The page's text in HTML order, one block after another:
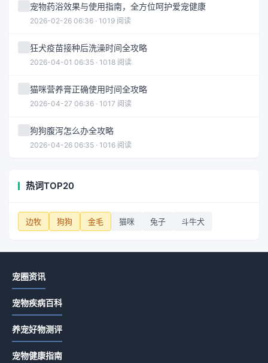
宠物药浴效果与使用指南，全方位呵护爱宠健康
2026-02-26 06:36 · 1019 阅读
狂犬疫苗接种后洗澡时间全攻略
2026-04-01 06:35 · 1018 阅读
猫咪营养膏正确使用时间全攻略
2026-04-27 06:36 · 1017 阅读
狗狗腹泻怎么办全攻略
2026-04-26 06:35 · 1016 阅读
热词TOP20
边牧 狗狗 金毛 猫咪 兔子 斗牛犬
宠圈资讯
宠物疾病百科
养宠好物测评
宠物健康指南